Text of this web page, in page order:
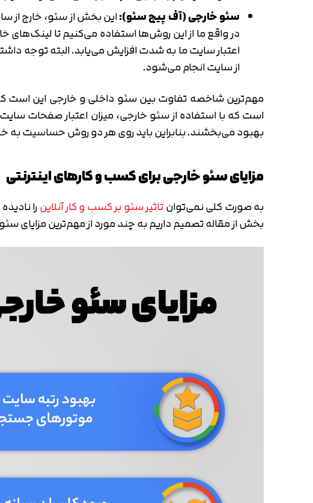
سئو داخلی (آن پیج سئو):این بخش از سئو، در داخل
کلیدی و لینک سازی داخلی از جمله اقداماتی است که
خصوصاً گوگل رتبه بگیرید. از همین تعریف می‌توان
سئو خارجی (آف پیج سئو):
اعتبار سایت ما به شدت افزایش می‌یابد. البته توجه
از سایت انجام می‌شود.
است که با استفاده از سئو خارجی، میزان اعتبار صفحات
بهبود می‌بخشند. بنابراین باید روی هر دو روش حساسیت به
مزایای سئو خارجی برای کسب و کارهای اینترنتی